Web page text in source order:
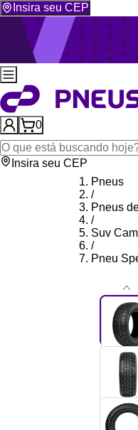
Insira seu CEP
0
Insira seu CEP
Pneus
/
Pneus
/
Suv
/
Pneu